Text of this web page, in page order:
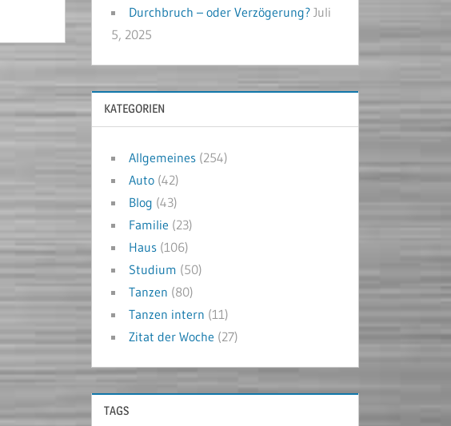
Durchbruch – oder Verzögerung? Juli
5, 2025
KATEGORIEN
Allgemeines (254)
Auto (42)
Blog (43)
Familie (23)
Haus (106)
Studium (50)
Tanzen (80)
Tanzen intern (11)
Zitat der Woche (27)
TAGS